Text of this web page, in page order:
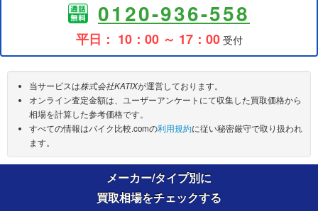
0120-936-558
平日： 10：00 ～ 17：00受付
当サービスは株式会社KATIXが運営しております。
オンライン査定金額は、ユーザーアンケートにて収集した買取価格から
相場を計算した参考価格です。
すべての情報はバイク比較.comの利用規約に従い秘密厳守で取り扱われ
ます。
メーカー/タイプ別に
買取相場をチェックする